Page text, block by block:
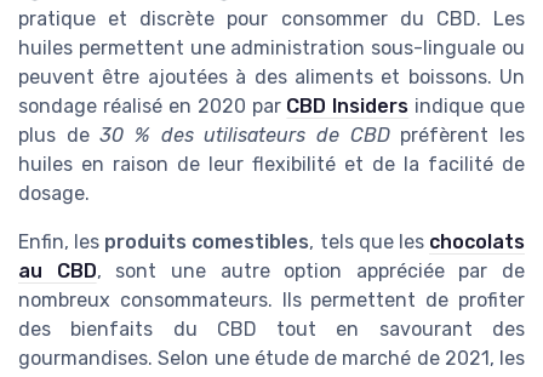
pratique et discrète pour consommer du CBD. Les
huiles permettent une administration sous-linguale ou
peuvent être ajoutées à des aliments et boissons. Un
sondage réalisé en 2020 par CBD Insiders indique que
plus de30 % des utilisateurs de CBDpréfèrent les
huiles en raison de leur flexibilité et de la facilité de
dosage.
Enfin, les produits comestibles, tels que les chocolats
au CBD, sont une autre option appréciée par de
nombreux consommateurs. Ils permettent de profiter
des bienfaits du CBD tout en savourant des
gourmandises. Selon une étude de marché de 2021, les